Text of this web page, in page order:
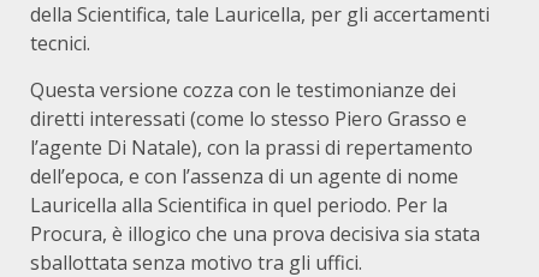
della Scientifica, tale Lauricella, per gli accertamenti
tecnici.
Questa versione cozza con le testimonianze dei
diretti interessati (come lo stesso Piero Grasso e
l’agente Di Natale), con la prassi di repertamento
dell’epoca, e con l’assenza di un agente di nome
Lauricella alla Scientifica in quel periodo. Per la
Procura, è illogico che una prova decisiva sia stata
sballottata senza motivo tra gli uffici.